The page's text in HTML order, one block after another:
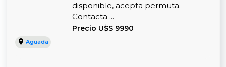
disponible, acepta permuta.
Contacta ...
Precio U$S 9990
Aguada